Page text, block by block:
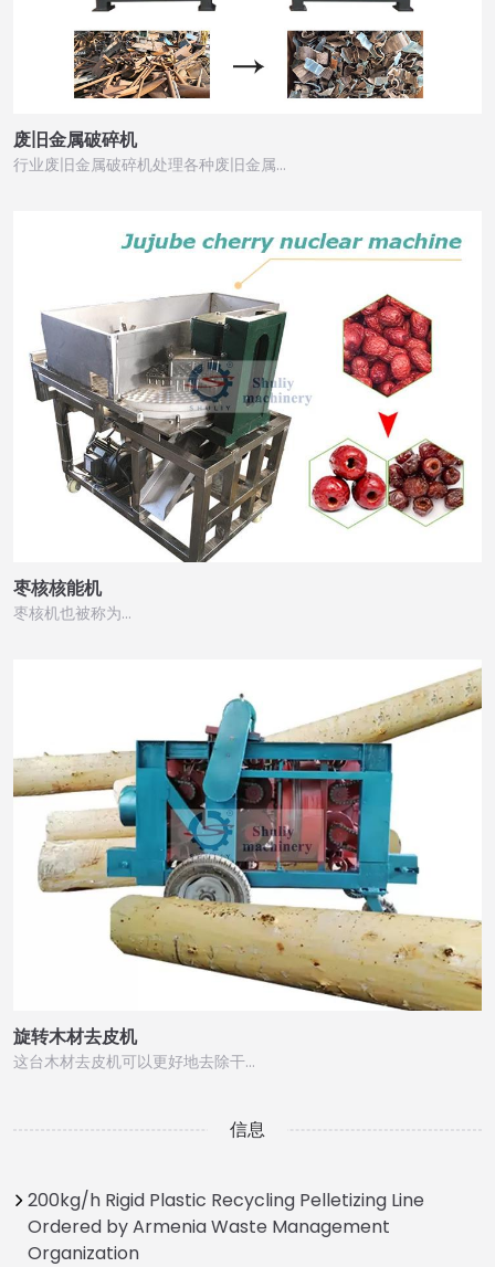
废旧金属破碎机
行业废旧金属破碎机处理各种废旧金属…
枣核核能机
枣核机也被称为…
旋转木材去皮机
这台木材去皮机可以更好地去除干…
信息
200kg/h Rigid Plastic Recycling Pelletizing Line
Ordered by Armenia Waste Management
Organization